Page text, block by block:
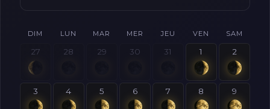
DIM LUN MAR MER JEU VEN SAM
27 28 29 30 31 1 2
3 4 5 6 7 8 9